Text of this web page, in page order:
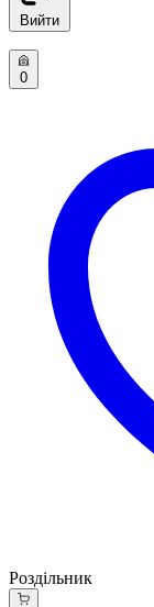
Вийти
0
Роздільник